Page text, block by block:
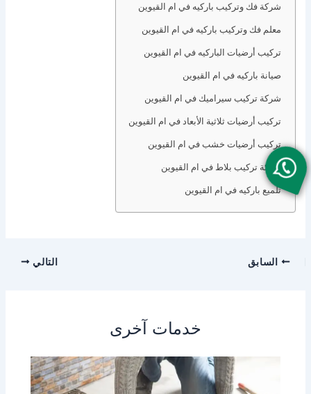
شركة فك وتركيب باركيه في ام القيوين
معلم فك وتركيب باركيه في ام القيوين
تركيب أرضيات الباركيه في ام القيوين
صيانة باركيه في ام القيوين
شركة تركيب سيراميك في ام القيوين
تركيب أرضيات ثلاثية الأبعاد في ام القيوين
تركيب أرضيات خشب في ام القيوين
شركة تركيب بلاط في ام القيوين
تلميع باركيه في ام القيوين
السابق التالي
خدمات آخرى